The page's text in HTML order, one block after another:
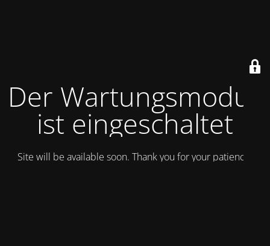
Der Wartungsmodus
ist eingeschaltet
Site will be available soon. Thank you for your patience!